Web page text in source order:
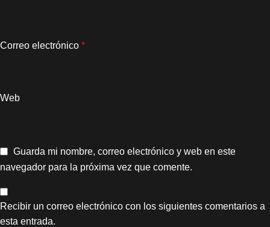
Correo electrónico *
Web
Guarda mi nombre, correo electrónico y web en este
navegador para la próxima vez que comente.
Recibir un correo electrónico con los siguientes comentarios a
esta entrada.